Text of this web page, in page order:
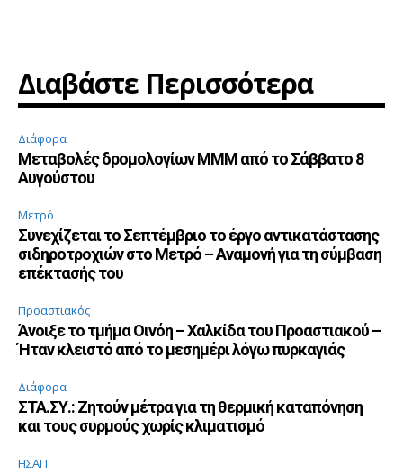
Διαβάστε Περισσότερα
Διάφορα
Μεταβολές δρομολογίων ΜΜΜ από το Σάββατο 8
Αυγούστου
Μετρό
Συνεχίζεται το Σεπτέμβριο το έργο αντικατάστασης
σιδηροτροχιών στο Μετρό – Αναμονή για τη σύμβαση
επέκτασής του
Προαστιακός
Άνοιξε το τμήμα Οινόη – Χαλκίδα του Προαστιακού –
Ήταν κλειστό από το μεσημέρι λόγω πυρκαγιάς
Διάφορα
ΣΤΑ.ΣΥ.: Ζητούν μέτρα για τη θερμική καταπόνηση
και τους συρμούς χωρίς κλιματισμό
ΗΣΑΠ